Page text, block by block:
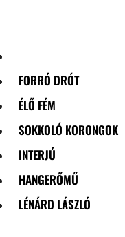
FORRÓ DRÓT
ÉLŐ FÉM
SOKKOLÓ KORONGOK
INTERJÚ
HANGERŐMŰ
LÉNÁRD LÁSZLÓ